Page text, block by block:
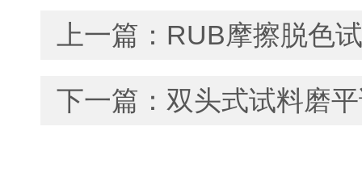
上一篇： RUB摩擦脱色
下一篇： 双头式试料磨